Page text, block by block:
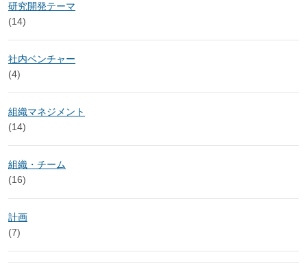
研究開発テーマ
(14)
社内ベンチャー
(4)
組織マネジメント
(14)
組織・チーム
(16)
計画
(7)